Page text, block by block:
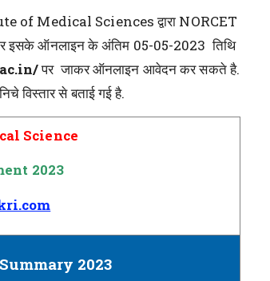
Medical Sciences द्वारा NORCET
इसके ऑनलाइन के अंतिम 05-05-2023 तिथि
पर जाकर ऑनलाइन आवेदन कर सकते है.
विस्तार से बताई गई है.
Science
2023
2023